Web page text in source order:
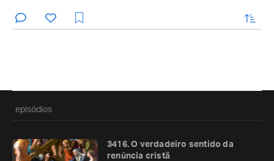
enviar
episódios
3416. O verdadeiro sentido da
renúncia cristã